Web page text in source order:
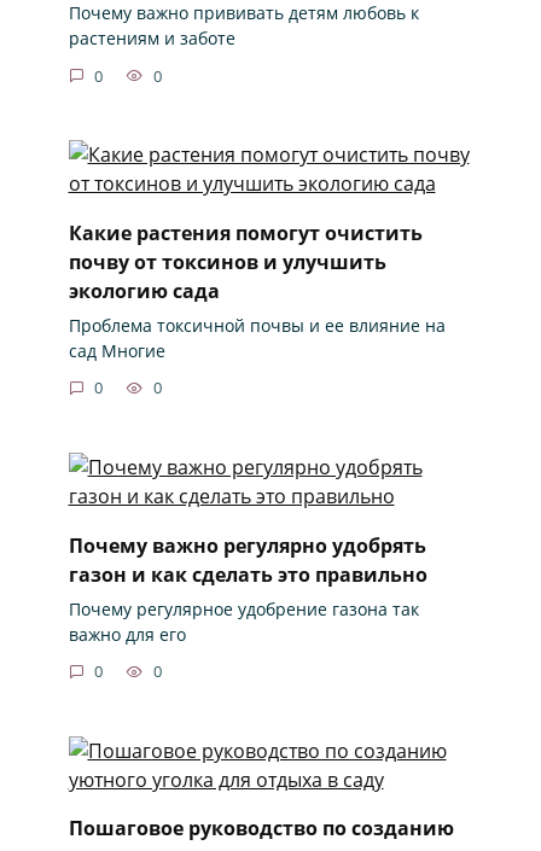
Почему важно прививать детям любовь к
растениям и заботе
0 0
Какие растения помогут очистить
почву от токсинов и улучшить
экологию сада
Проблема токсичной почвы и ее влияние на
сад Многие
0 0
Почему важно регулярно удобрять
газон и как сделать это правильно
Почему регулярное удобрение газона так
важно для его
0 0
Пошаговое руководство по созданию